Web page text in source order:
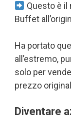
Questo è il
Buffet
Ha portato
all’estremo,
solo per
prezzo
Diventare